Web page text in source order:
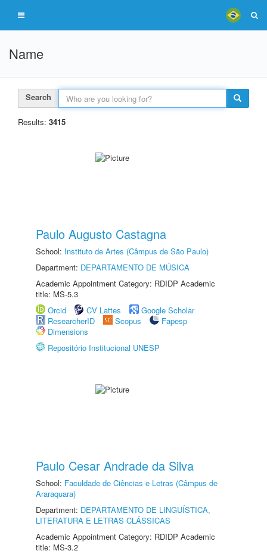
Name
Search
Results: 3415
Paulo Augusto Castagna
School: Instituto de Artes (Câmpus de São Paulo)
Department: DEPARTAMENTO DE MÚSICA
Academic Appointment Category: RDIDP Academic
title: MS-5.3
Orcid
CV Lattes
Google Scholar
ResearcherID
Scopus
Fapesp
Dimensions
Repositório Institucional UNESP
Paulo Cesar Andrade da Silva
School: Faculdade de Ciências e Letras (Câmpus de
Araraquara)
Department: DEPARTAMENTO DE LINGUÍSTICA,
LITERATURA E LETRAS CLÁSSICAS
Academic Appointment Category: RDIDP Academic
title: MS-3.2